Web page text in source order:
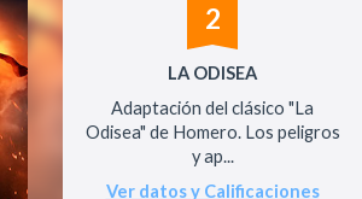
2
LA ODISEA
Adaptación del clásico "La
Odisea" de Homero. Los peligros
y ap...
Ver datos y Calificaciones